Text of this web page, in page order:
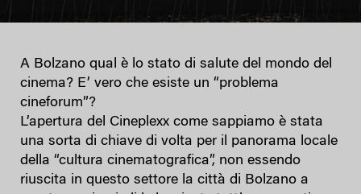
A Bolzano qual è lo stato di salute del mondo del
cinema? E’ vero che esiste un “problema
cineforum”?
L’apertura del Cineplexx come sappiamo è stata
una sorta di chiave di volta per il panorama locale
della “cultura cinematografica”, non essendo
riuscita in questo settore la città di Bolzano a